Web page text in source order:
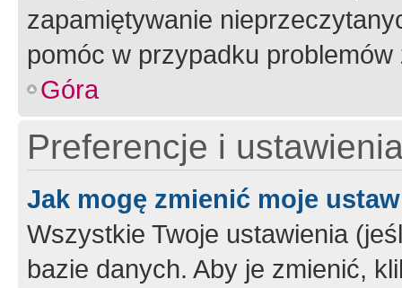
zapamiętywanie
pomóc w przypadku
Góra
Preferencje i
Jak mogę zmienić moje
Wszystkie Twoje ustawienia
bazie danych. Aby je zmienić,